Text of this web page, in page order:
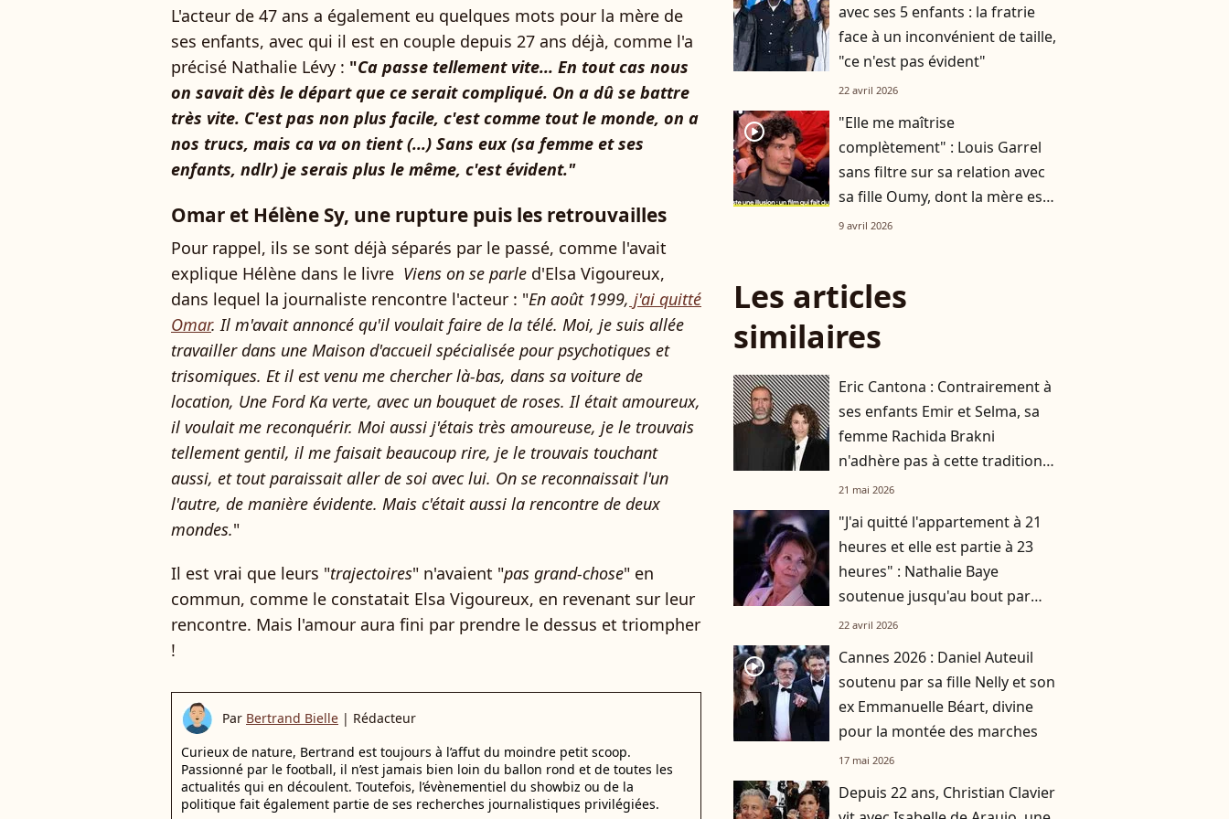
L'acteur de 47 ans a également eu quelques mots pour la mère de
ses enfants, avec qui il est en couple depuis 27 ans déjà, comme l'a
précisé Nathalie Lévy : "Ca passe tellement vite... En tout cas nous
on savait dès le départ que ce serait compliqué. On a dû se battre
très vite. C'est pas non plus facile, c'est comme tout le monde, on a
nos trucs, mais ca va on tient (...) Sans eux (sa femme et ses
enfants, ndlr) je serais plus le même, c'est évident."
Omar et Hélène Sy, une rupture puis les retrouvailles
Pour rappel, ils se sont déjà séparés par le passé, comme l'avait
explique Hélène dans le livre Viens on se parle d'Elsa Vigoureux,
dans lequel la journaliste rencontre l'acteur : "En août 1999, j'ai quitté
Omar. Il m'avait annoncé qu'il voulait faire de la télé. Moi, je suis allée
travailler dans une Maison d'accueil spécialisée pour psychotiques et
trisomiques. Et il est venu me chercher là-bas, dans sa voiture de
location, Une Ford Ka verte, avec un bouquet de roses. Il était amoureux,
il voulait me reconquérir. Moi aussi j'étais très amoureuse, je le trouvais
tellement gentil, il me faisait beaucoup rire, je le trouvais touchant
aussi, et tout paraissait aller de soi avec lui. On se reconnaissait l'un
l'autre, de manière évidente. Mais c'était aussi la rencontre de deux
mondes."
Il est vrai que leurs "trajectoires" n'avaient "pas grand-chose" en
commun, comme le constatait Elsa Vigoureux, en revenant sur leur
rencontre. Mais l'amour aura fini par prendre le dessus et triompher
!
Par Bertrand Bielle | Rédacteur
Curieux de nature, Bertrand est toujours à l’affut du moindre petit scoop.
Passionné par le football, il n’est jamais bien loin du ballon rond et de toutes les
actualités qui en découlent. Toutefois, l’évènementiel du showbiz ou de la
politique fait également partie de ses recherches journalistiques privilégiées.
avec ses 5 enfants : la fratrie
face à un inconvénient de taille,
"ce n'est pas évident"
22 avril 2026
player2
"Elle me maîtrise
complètement" : Louis Garrel
sans filtre sur sa relation avec
sa fille Oumy, dont la mère est
Valeria Bruni-Tedeschi
9 avril 2026
Les articles
similaires
Eric Cantona : Contrairement à
ses enfants Emir et Selma, sa
femme Rachida Brakni
n'adhère pas à cette tradition
familiale, "je tente de lui faire
21 mai 2026
"J'ai quitté l'appartement à 21
heures et elle est partie à 23
heures" : Nathalie Baye
soutenue jusqu'au bout par
Bruno Chiche
22 avril 2026
player2
Cannes 2026 : Daniel Auteuil
soutenu par sa fille Nelly et son
ex Emmanuelle Béart, divine
pour la montée des marches
17 mai 2026
Depuis 22 ans, Christian Clavier